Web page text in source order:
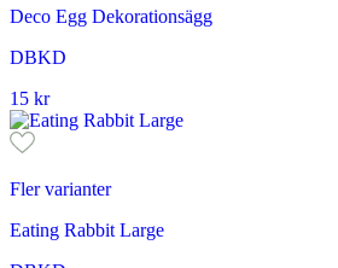
Deco Egg Dekorationsägg
DBKD
15 kr
Fler varianter
Eating Rabbit Large